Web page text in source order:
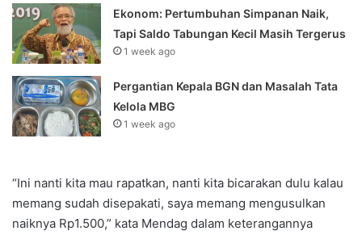
Ekonom: Pertumbuhan Simpanan Naik,
Tapi Saldo Tabungan Kecil Masih Tergerus
1 week ago
Pergantian Kepala BGN dan Masalah Tata
Kelola MBG
1 week ago
“Ini nanti kita mau rapatkan, nanti kita bicarakan dulu kalau
memang sudah disepakati, saya memang mengusulkan
naiknya Rp1.500,” kata Mendag dalam keterangannya